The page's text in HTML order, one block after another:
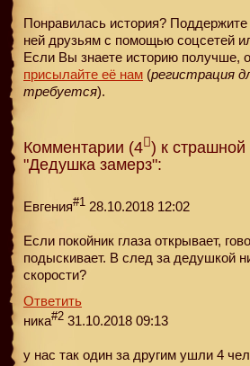
Понравилась история? Поддержите
ней друзьям с помощью соцсетей
Если Вы знаете историю получше,
присылайте её нам (регистрация
требуется).
Комментарии (4 ) к страшной
"Дедушка замерз":
Евгения#1 28.10.2018 12:02
Если покойник глаза открывает,
подыскивает. В след за дедушкой
скорости?
Ответить
ника#2 31.10.2018 09:13
у нас так один за другим ушли 4